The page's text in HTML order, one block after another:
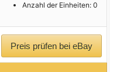
Anzahl der Einheiten: 0
Preis prüfen bei eBay